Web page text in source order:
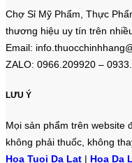
Chợ Sỉ Mỹ Phẩm, Thực
thương hiệu uy tín trên
Email:
ZALO: 0966.209920 –
LƯU Ý
Mọi sản phẩm trên website
không phải thuốc, không
Hoa Tuoi Da Lat | Hoa Da